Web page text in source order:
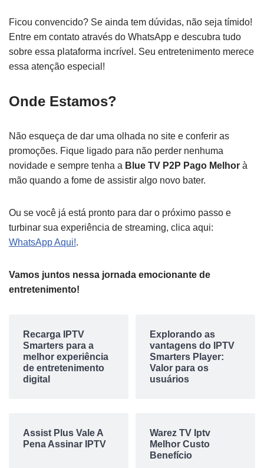
Ficou convencido? Se ainda tem dúvidas, não seja tímido!
Entre em contato através do WhatsApp e descubra tudo
sobre essa plataforma incrível. Seu entretenimento merece
essa atenção especial!
Onde Estamos?
Não esqueça de dar uma olhada no site e conferir as
promoções. Fique ligado para não perder nenhuma
novidade e sempre tenha a Blue TV P2P Pago Melhor à
mão quando a fome de assistir algo novo bater.
Ou se você já está pronto para dar o próximo passo e
turbinar sua experiência de streaming, clica aqui:
WhatsApp Aqui!.
Vamos juntos nessa jornada emocionante de
entretenimento!
Recarga IPTV
Smarters para a
melhor experiência
de entretenimento
digital
Explorando as
vantagens do IPTV
Smarters Player:
Valor para os
usuários
Assist Plus Vale A
Pena Assinar IPTV
Warez TV Iptv
Melhor Custo
Benefício